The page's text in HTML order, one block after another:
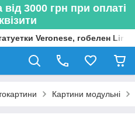
3000 грн при оплаті
Veronese, гобелен
Картини модульні